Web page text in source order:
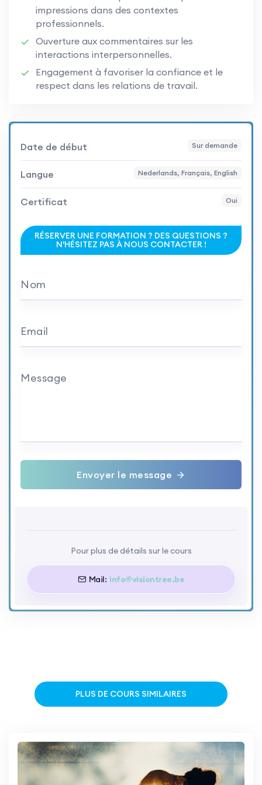
impressions dans des contextes
professionnels.
Ouverture aux commentaires sur les
interactions interpersonnelles.
Engagement à favoriser la confiance et le
respect dans les relations de travail.
Date de début Sur demande
Langue Nederlands, Français, English
Certificat Oui
RÉSERVER UNE FORMATION ? DES QUESTIONS ?
N'HÉSITEZ PAS À NOUS CONTACTER !
Nom
Email
Message
Envoyer le message
Pour plus de détails sur le cours
Mail: info@visiontree.be
PLUS DE COURS SIMILAIRES